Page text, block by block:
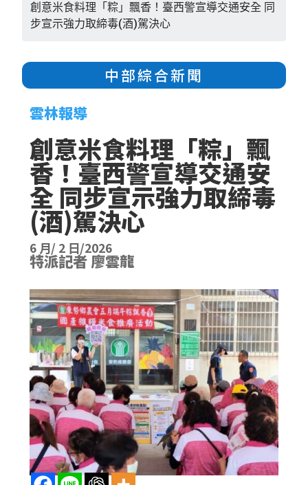
創意米食料理「粽」飄香！臺西警宣導交通安全 同
步宣示強力取締毒(酒)駕決心
中部綜合新聞
雲林報導
創意米食料理「粽」飄
香！臺西警宣導交通安
全 同步宣示強力取締毒
(酒)駕決心
6 月/ 2 日/2026
特派記者 廖雲龍